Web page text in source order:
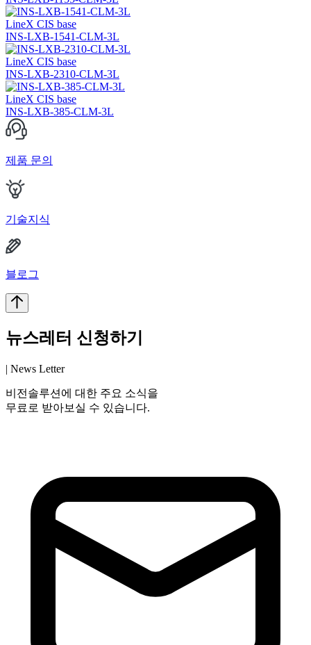
LineX CIS base
INS-LXB-1541-CLM-3L
LineX CIS base
INS-LXB-2310-CLM-3L
LineX CIS base
INS-LXB-385-CLM-3L
제품 문의
기술지식
블로그
뉴스레터 신청하기
| News Letter
비전솔루션에 대한 주요 소식을
무료로 받아보실 수 있습니다.